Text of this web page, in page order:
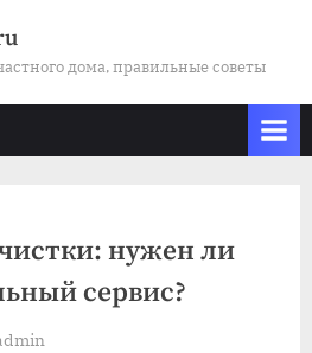
дома, правильные советы
нужен ли
сервис?